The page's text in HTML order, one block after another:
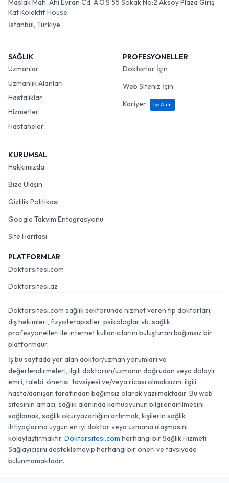
Maslak Mah. Ahi Evran Cd. A.O.S 55 Sokak No:2 Aksoy Plaza Giriş
Kat Kolektif House
İstanbul, Türkiye
SAĞLIK
Uzmanlar
Uzmanlık Alanları
Hastalıklar
Hizmetler
Hastaneler
PROFESYONELLER
Doktorlar İçin
Web Siteniz İçin
Kariyer
İşe Alım
KURUMSAL
Hakkımızda
Bize Ulaşın
Gizlilik Politikası
Google Takvim Entegrasyonu
Site Haritası
PLATFORMLAR
Doktorsitesi.com
Doktorsitesi.az
Doktorsitesi.com sağlık sektöründe hizmet veren tıp doktorları,
diş hekimleri, fizyoterapistler, psikologlar vb. sağlık
profesyonelleri ile internet kullanıcılarını buluşturan bağımsız bir
platformdur.
İş bu sayfada yer alan doktor/uzman yorumları ve
değerlendirmeleri, ilgili doktorun/uzmanın doğrudan veya dolaylı
emri, talebi, önerisi, tavsiyesi ve/veya ricası olmaksızın, ilgili
hasta/danışan tarafından bağımsız olarak yazılmaktadır. Bu web
sitesinin amacı, sağlık alanında kamuoyunun bilgilendirilmesini
sağlamak, sağlık okuryazarlığını artırmak, kişilerin sağlık
ihtiyaçlarına uygun en iyi doktor veya uzmana ulaşmasını
kolaylaştırmaktır. Doktorsitesi.com herhangi bir Sağlık Hizmeti
Sağlayıcısını desteklemeyip herhangi bir öneri ve tavsiyede
bulunmamaktadır.